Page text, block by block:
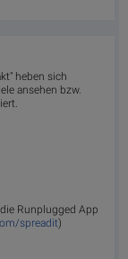
heben sich
ansehen bzw.
Runplugged App
spreadit)